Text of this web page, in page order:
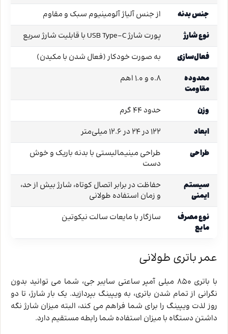
جنس بدنه
از جنس آلیاژ آلومینیوم سبک و مقاوم
نوع شارژ
پورت شارژ USB Type-C با قابلیت شارژ سریع
فعال‌سازی
به صورت خودکار (فعال شدن با مکیدن)
محدوده
مقاومت
0.8 و 1.0 اهم
وزن
حدود 44 گرم
ابعاد
122 در 24 در 12.6 میلی‌متر
طراحی
طراحی مینیمالیستی با بدنه باریک و خوش
دست
سیستم
ایمنی
حفاظت در برابر اتصال کوتاه، شارژ بیش از حد،
و زمان استفاده طولانی
نوع مصرف
مایع
سازگار با مایعات سالت نیکوتین
عمر باتری طولانی
با باتری 850 میلی‌ آمپر ساعتی سایبر جی، شما می ‌توانید بدون
نگرانی از تمام شدن باتری، به ویپینگ بپردازید. یک بار شارژ، تا دو
روز لذت ویپینگ را برای شما فراهم می‌ کند، البته میزان شارژ نگه
داشتن دستگاه با میزان استفاده شما رابطه مستقیم دارد.